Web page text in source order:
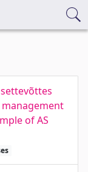
management
of AS